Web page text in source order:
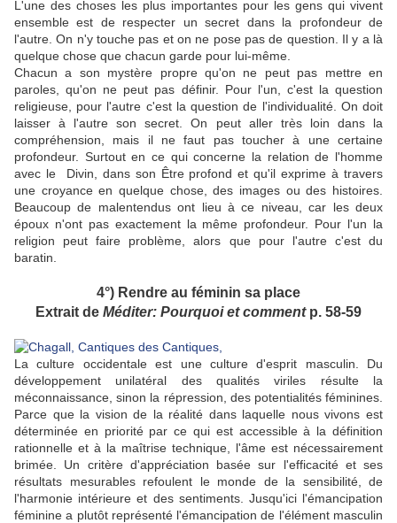
L'une des choses les plus importantes pour les gens qui vivent
ensemble est de respecter un secret dans la profondeur de
l'autre. On n'y touche pas et on ne pose pas de question. Il y a là
quelque chose que chacun garde pour lui-même.
Chacun a son mystère propre qu'on ne peut pas mettre en
paroles, qu'on ne peut pas définir. Pour l'un, c'est la question
religieuse, pour l'autre c'est la question de l'individualité. On doit
laisser à l'autre son secret. On peut aller très loin dans la
compréhension, mais il ne faut pas toucher à une certaine
profondeur. Surtout en ce qui concerne la relation de l'homme
avec le Divin, dans son Être profond et qu'il exprime à travers
une croyance en quelque chose, des images ou des histoires.
Beaucoup de malentendus ont lieu à ce niveau, car les deux
époux n'ont pas exactement la même profondeur. Pour l'un la
religion peut faire problème, alors que pour l'autre c'est du
baratin.
4°) Rendre au féminin sa place
Extrait de Méditer: Pourquoi et commentp. 58-59
La culture occidentale est une culture d'esprit masculin. Du
développement unilatéral des qualités viriles résulte la
méconnaissance, sinon la répression, des potentialités féminines.
Parce que la vision de la réalité dans laquelle nous vivons est
déterminée en priorité par ce qui est accessible à la définition
rationnelle et à la maîtrise technique, l'âme est nécessairement
brimée. Un critère d'appréciation basée sur l'efficacité et ses
résultats mesurables refoulent le monde de la sensibilité, de
l'harmonie intérieure et des sentiments. Jusqu'ici l'émancipation
féminine a plutôt représenté l'émancipation de l'élément masculin